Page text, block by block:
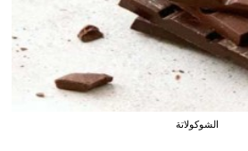
الشوكولاتة